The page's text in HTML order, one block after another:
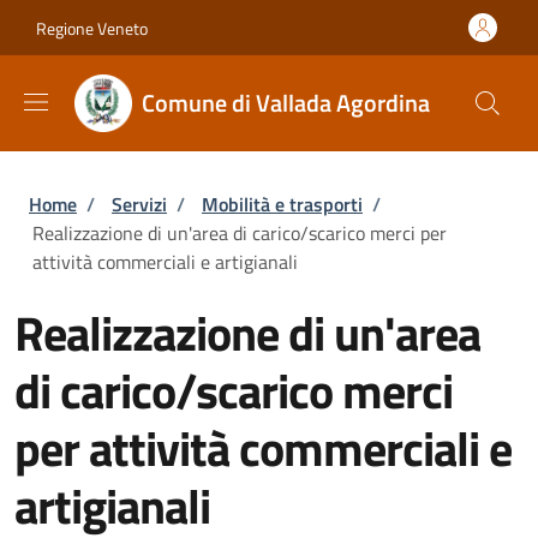
Regione Veneto
Comune di Vallada Agordina
Briciole di pane
Home / Servizi / Mobilità e trasporti /
Realizzazione di un'area di carico/scarico merci per
attività commerciali e artigianali
Realizzazione di un'area
di carico/scarico merci
per attività commerciali e
artigianali